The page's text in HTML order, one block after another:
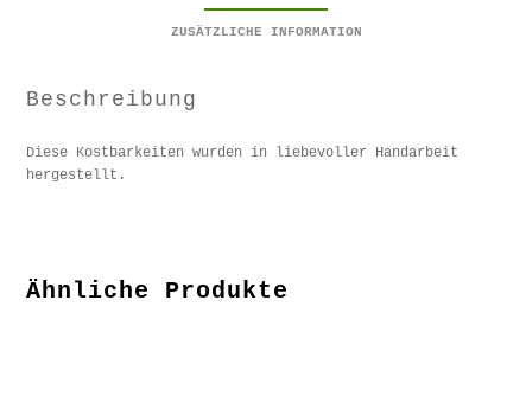
ZUSÄTZLICHE INFORMATION
Beschreibung
Diese Kostbarkeiten wurden in liebevoller Handarbeit
hergestellt.
Ähnliche Produkte